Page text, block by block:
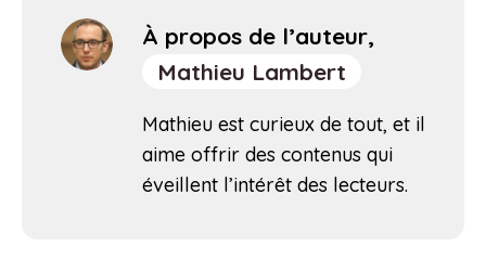
À propos de l’auteur,
Mathieu Lambert
Mathieu est curieux de tout, et il
aime offrir des contenus qui
éveillent l’intérêt des lecteurs.